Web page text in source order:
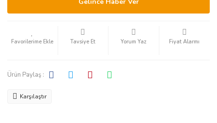
Tavsiye Et Yorum Yaz Fiyat Alarmı
Ürün Paylaş :
Karşılaştır